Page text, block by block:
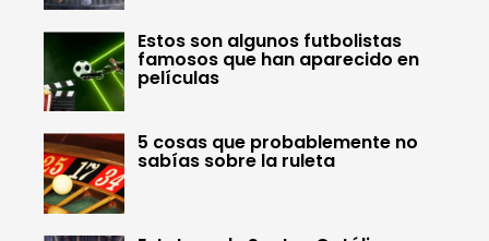
Estos son algunos futbolistas
famosos que han aparecido en
películas
5 cosas que probablemente no
sabías sobre la ruleta